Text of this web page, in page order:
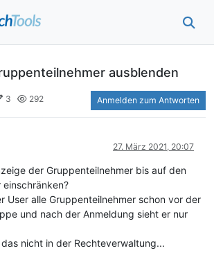
ausblenden
3 292 Anmelden zum Antworten
27. März 2021, 20:07
der Gruppenteilnehmer bis auf den
User alle Gruppenteilnehmer schon vor der
und nach der Anmeldung sieht er nur
nicht in der Rechteverwaltung...